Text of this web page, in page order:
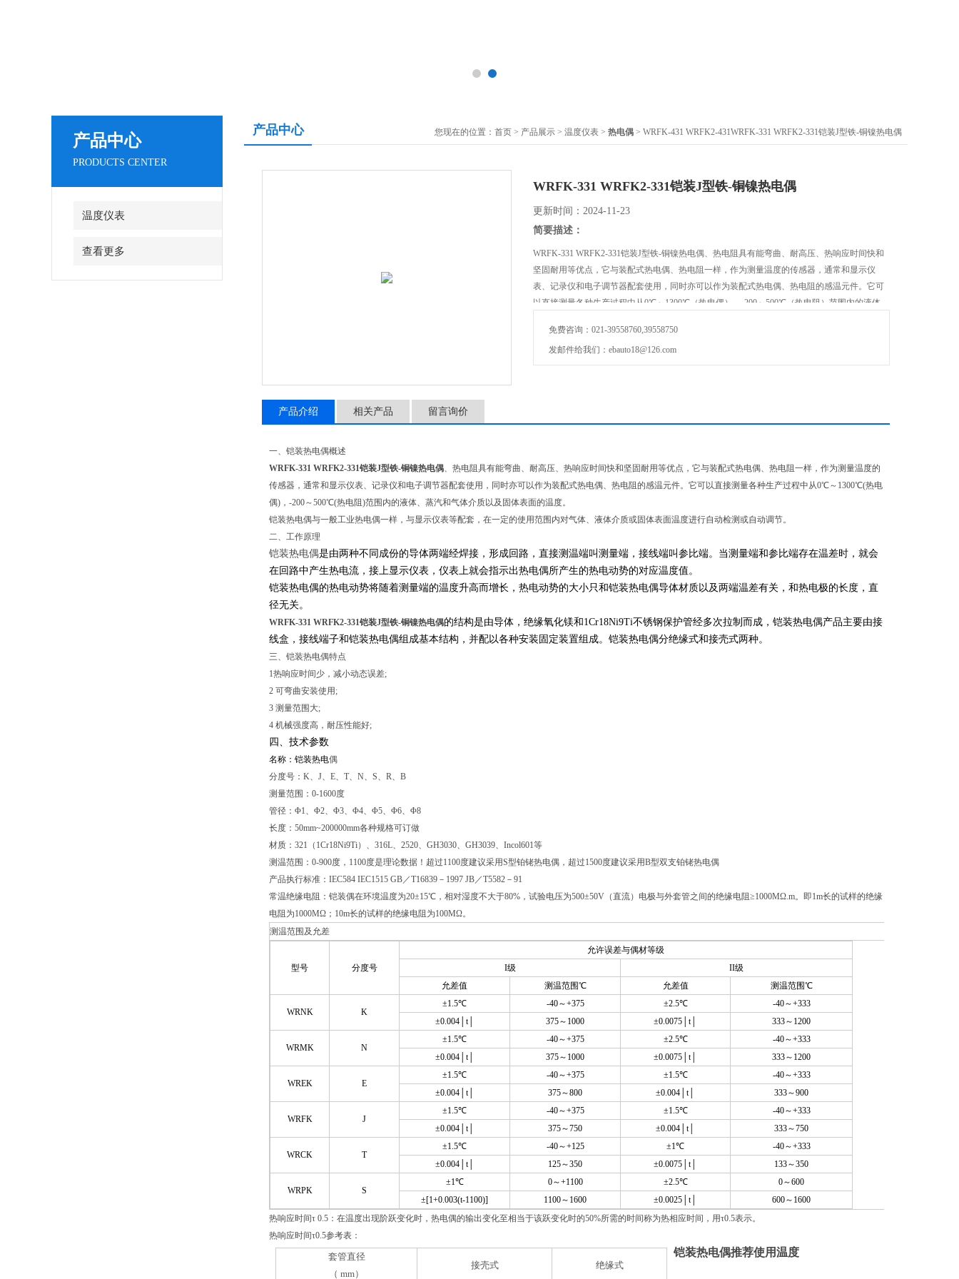
产品中心
PRODUCTS CENTER
温度仪表
查看更多
产品中心 您现在的位置： 首页 > 产品展示 > 温度仪表 > 热电偶 > WRFK-431 WRFK2-431WRFK-331 WRFK2-331铠装J型铁-铜镍热电偶
WRFK-331 WRFK2-331铠装J型铁-铜镍热电偶
更新时间：2024-11-23
简要描述：
WRFK-331 WRFK2-331铠装J型铁-铜镍热电偶、热电阻具有能弯曲、耐高压、热响应时间快和
坚固耐用等优点，它与装配式热电偶、热电阻一样，作为测量温度的传感器，通常和显示仪
表、记录仪和电子调节器配套使用，同时亦可以作为装配式热电偶、热电阻的感温元件。它可
以直接测量各种生产过程中从0℃～1300℃（热电偶），-200～500℃（热电阻）范围内的液体、
免费咨询：021-39558760,39558750
发邮件给我们：ebauto18@126.com
产品介绍 相关产品 留言询价
一、铠装热电偶概述
WRFK-331 WRFK2-331铠装J型铁-铜镍热电偶、热电阻具有能弯曲、耐高压、热响应时间快和坚固耐用等优点，它与装配式热电偶、热电阻一样，作为测量温度的
传感器，通常和显示仪表、记录仪和电子调节器配套使用，同时亦可以作为装配式热电偶、热电阻的感温元件。它可以直接测量各种生产过程中从0℃～1300℃(热电
偶)，-200～500℃(热电阻)范围内的液体、蒸汽和气体介质以及固体表面的温度。
铠装热电偶与一般工业热电偶一样，与显示仪表等配套，在一定的使用范围内对气体、液体介质或固体表面温度进行自动检测或自动调节。
二、工作原理
铠装热电偶是由两种不同成份的导体两端经焊接，形成回路，直接测温端叫测量端，接线端叫参比端。当测量端和参比端存在温差时，就会
在回路中产生热电流，接上显示仪表，仪表上就会指示出热电偶所产生的热电动势的对应温度值。
铠装热电偶的热电动势将随着测量端的温度升高而增长，热电动势的大小只和铠装热电偶导体材质以及两端温差有关，和热电极的长度，直
径无关。
WRFK-331 WRFK2-331铠装J型铁-铜镍热电偶的结构是由导体，绝缘氧化镁和1Cr18Ni9Ti不锈钢保护管经多次拉制而成，铠装热电偶产品主要由接
线盒，接线端子和铠装热电偶组成基本结构，并配以各种安装固定装置组成。铠装热电偶分绝缘式和接壳式两种。
三、铠装热电偶特点
1热响应时间少，减小动态误差;
2 可弯曲安装使用;
3 测量范围大;
4 机械强度高，耐压性能好;
四、技术参数
名称：铠装热电偶
分度号：K、J、E、T、N、S、R、B
测量范围：0-1600度
管径：Φ1、Φ2、Φ3、Φ4、Φ5、Φ6、Φ8
长度：50mm~200000mm各种规格可订做
材质：321（1Cr18Ni9Ti）、316L、2520、GH3030、GH3039、Incol601等
测温范围：0-900度，1100度是理论数据！超过1100度建议采用S型铂铑热电偶，超过1500度建议采用B型双支铂铑热电偶
产品执行标准：IEC584 IEC1515 GB／T16839－1997 JB／T5582－91
常温绝缘电阻：铠装偶在环境温度为20±15℃，相对湿度不大于80%，试验电压为500±50V（直流）电极与外套管之间的绝缘电阻≥1000MΩ.m。即1m长的试样的绝缘
电阻为1000MΩ；10m长的试样的绝缘电阻为100MΩ。
测温范围及允差
型号 分度号
允许误差与偶材等级
I级 II级
允差值
测温范围℃ 允差值 测温范围℃
WRNK K
±1.5℃ -40～+375 ±2.5℃ -40～+333
±0.004│t│
375～1000 ±0.0075│t│ 333～1200
WRMK N
±1.5℃ -40～+375 ±2.5℃ -40～+333
±0.004│t│
375～1000 ±0.0075│t│ 333～1200
WREK E
±1.5℃ -40～+375 ±1.5℃ -40～+333
±0.004│t│
375～800 ±0.004│t│ 333～900
WRFK J
±1.5℃ -40～+375 ±1.5℃ -40～+333
±0.004│t│
375～750 ±0.004│t│ 333～750
WRCK T
±1.5℃ -40～+125 ±1℃ -40～+333
±0.004│t│
125～350 ±0.0075│t│ 133～350
WRPK S
±1℃ 0～+1100 ±2.5℃ 0～600
±[1+0.003(t-1100)]
1100～1600 ±0.0025│t│ 600～1600
热响应时间τ 0.5：在温度出现阶跃变化时，热电偶的输出变化至相当于该跃变化时的50%所需的时间称为热相应时间，用τ0.5表示。
热响应时间τ0.5参考表：
套管直径
（ mm）
接壳式 绝缘式
铠装热电偶推荐使用温度